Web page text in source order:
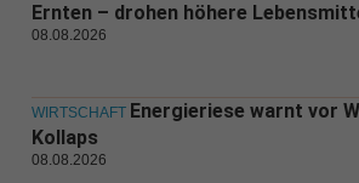
Ernten – drohen höhere
08.08.2026
WIRTSCHAFT Energieriese warnt vor
Kollaps
08.08.2026